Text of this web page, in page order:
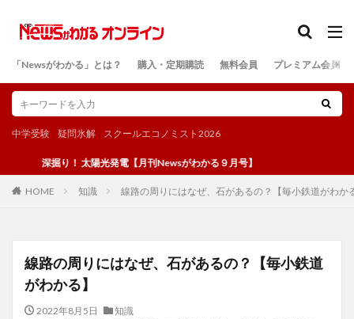
「Newsがわかる」とは？ 購入・定期購読 無料会員 プレミアム会員
中学受験 疑問氷解 スクールエコノミスト2026
深掘り！ 太陽光発電【月刊Newsがわかる９月号】
HOME 知識 線路の周りにはなぜ、石があるの？【毎小鉄道がわか
線路の周りにはなぜ、石があるの？【毎小鉄道
がわかる】
2022年8月5日
知識
検索